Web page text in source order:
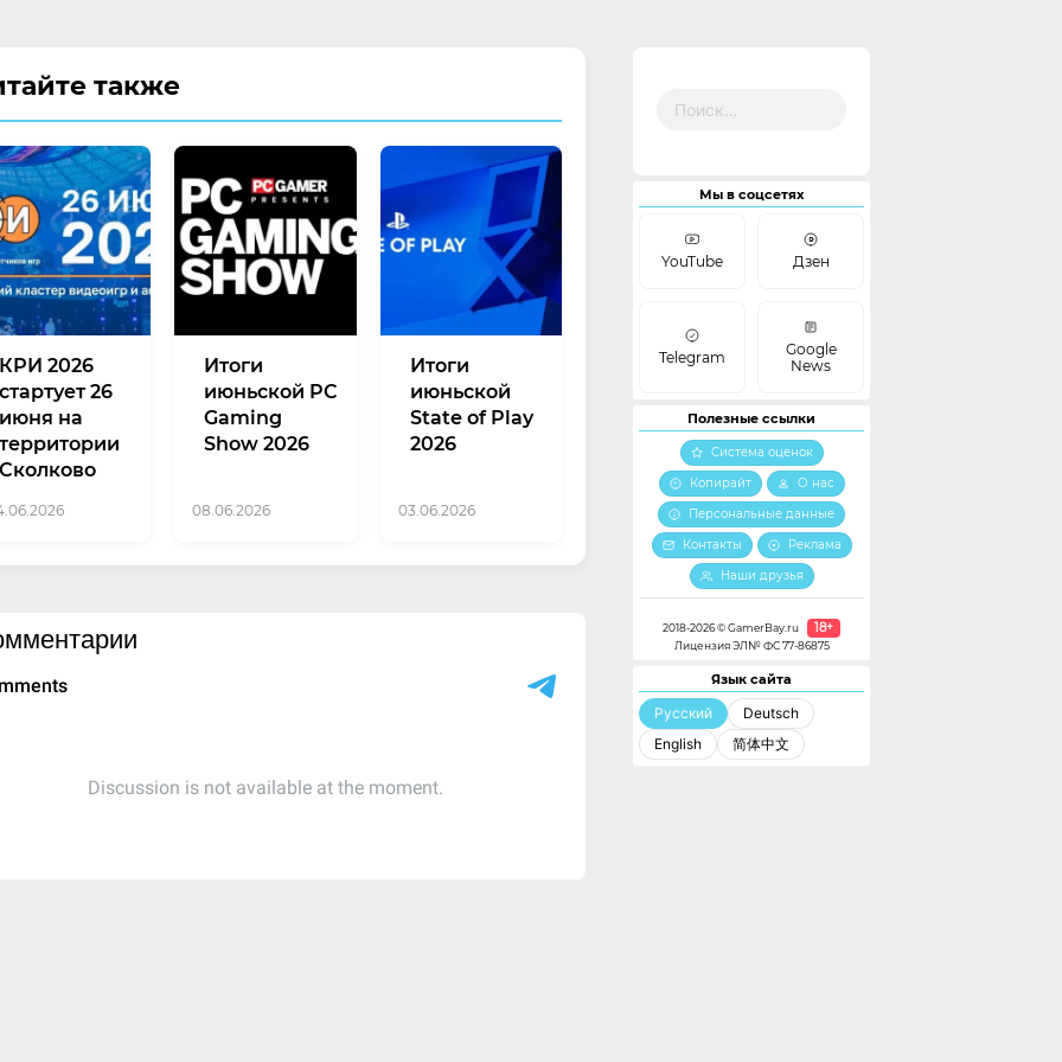
также
КРИ 2026
стартует 26
июня на
территории
Сколково
Итоги
июньской PC
Gaming
Show 2026
08.06.2026
Итоги
июньской
State of Play
2026
03.06.2026
Мы в соцсетях
YouTube Дзен
Telegram
Google
News
Полезные ссылки
Система оценок
Копирайт
О нас
Персональные данные
Контакты
Реклама
Наши друзья
2018-2026 © GamerBay.ru 18+
Лицензия ЭЛ№ ФС 77-86875
Язык сайта
Русский
Deutsch
English
简体中文